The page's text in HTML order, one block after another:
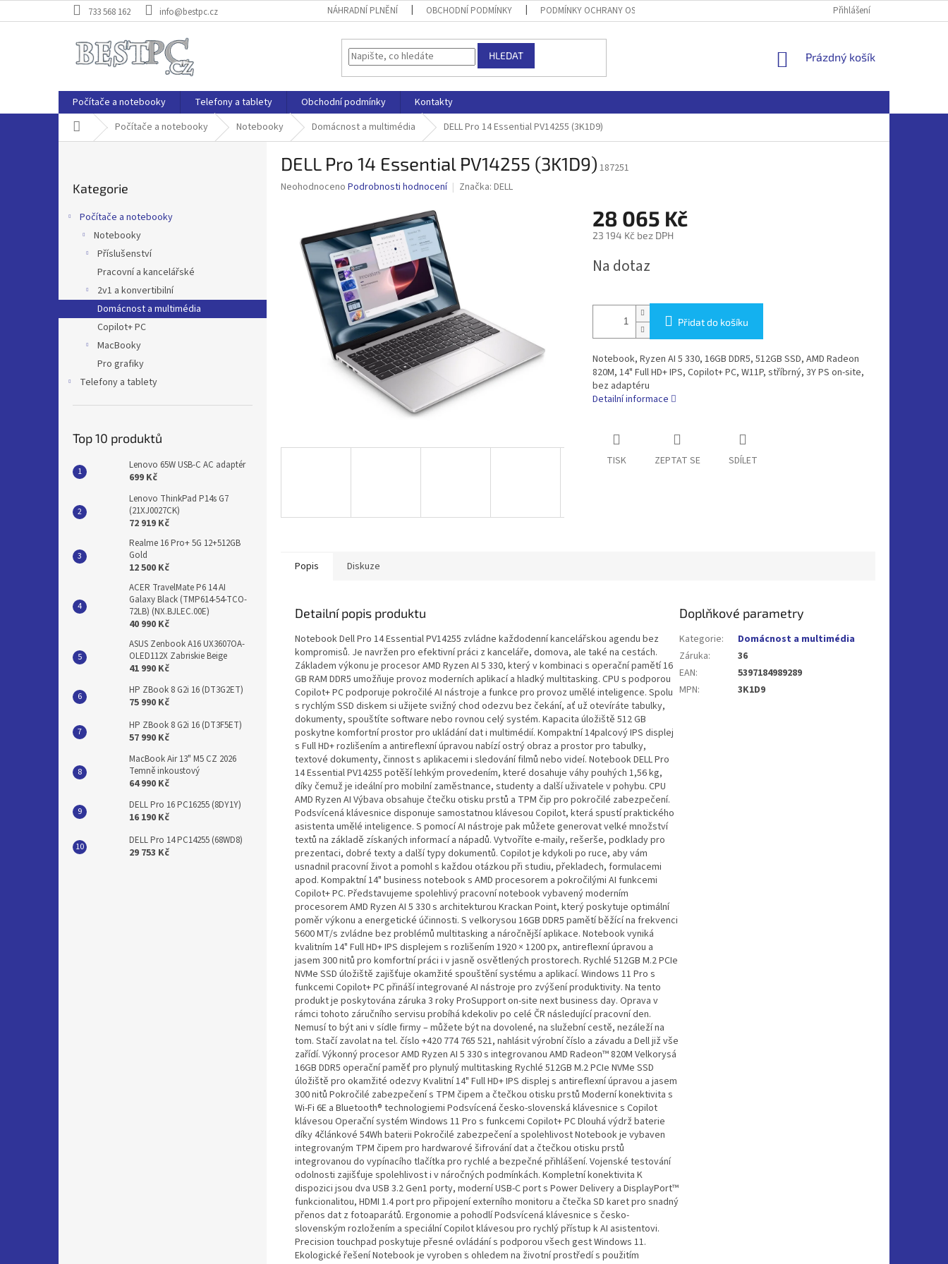
na
733 568 162 info@bestpc.cz NÁHRADNÍ PLNĚNÍ OBCHODNÍ PODMÍNKY PODMÍNKY OCHRANY OSOBNÍCH ÚDAJŮ Přihlášení
HLEDAT
NÁKUPNÍ
Prázdný košík
Počítače a notebooky Telefony a tablety Obchodní podmínky
Kontakty
Domů Počítače a notebooky Notebooky Domácnost a multimédia DELL Pro 14 Essential PV14255 (3K1D9)
a
n
kategorie
Kategorie
Počítače a notebooky
Notebooky
Příslušenství
Pracovní a kancelářské
2v1 a konvertibilní
Domácnost a multimédia
Copilot+ PC
MacBooky
Pro grafiky
Telefony a tablety
Top 10 produktů
Lenovo 65W USB-C AC adaptér
699 Kč
Lenovo ThinkPad P14s G7
(21XJ0027CK)
72 919 Kč
Realme 16 Pro+ 5G 12+512GB
Gold
12 500 Kč
ACER TravelMate P6 14 AI
Galaxy Black (TMP614-54-TCO-
72LB) (NX.BJLEC.00E)
40 990 Kč
ASUS Zenbook A16 UX3607OA-
OLED112X Zabriskie Beige
41 990 Kč
HP ZBook 8 G2i 16 (DT3G2ET)
75 990 Kč
HP ZBook 8 G2i 16 (DT3F5ET)
57 990 Kč
MacBook Air 13" M5 CZ 2026
Temně inkoustový
64 990 Kč
DELL Pro 16 PC16255 (8DY1Y)
16 190 Kč
DELL Pro 14 PC14255 (68WD8)
29 753 Kč
DELL Pro 14 Essential PV14255 (3K1D9) 187251
Průměrné
hvězdiček.
Neohodnoceno Podrobnosti hodnocení Značka: DELL
28 065 Kč
23 194 Kč bez DPH
cena:
Na dotaz
Přidat do košíku
Notebook, Ryzen AI 5 330, 16GB DDR5, 512GB SSD, AMD Radeon
820M, 14" Full HD+ IPS, Copilot+ PC, W11P, stříbrný, 3Y PS on-site,
bez adaptéru
Detailní informace
TISK ZEPTAT SE SDÍLET
Popis Diskuze
Detailní popis produktu
Notebook Dell Pro 14 Essential PV14255 zvládne každodenní kancelářskou agendu bez
kompromisů. Je navržen pro efektivní práci z kanceláře, domova, ale také na cestách.
Základem výkonu je procesor AMD Ryzen AI 5 330, který v kombinaci s operační pamětí 16
GB RAM DDR5 umožňuje provoz moderních aplikací a hladký multitasking. CPU s podporou
Copilot+ PC podporuje pokročilé AI nástroje a funkce pro provoz umělé inteligence. Spolu
s rychlým SSD diskem si užijete svižný chod odezvu bez čekání, ať už otevíráte tabulky,
dokumenty, spouštíte software nebo rovnou celý systém. Kapacita úložiště 512 GB
poskytne komfortní prostor pro ukládání dat i multimédií. Kompaktní 14palcový IPS displej
s Full HD+ rozlišením a antireflexní úpravou nabízí ostrý obraz a prostor pro tabulky,
textové dokumenty, činnost s aplikacemi i sledování filmů nebo videí. Notebook DELL Pro
14 Essential PV14255 potěší lehkým provedením, které dosahuje váhy pouhých 1,56 kg,
díky čemuž je ideální pro mobilní zaměstnance, studenty a další uživatele v pohybu. CPU
AMD Ryzen AI Výbava obsahuje čtečku otisku prstů a TPM čip pro pokročilé zabezpečení.
Podsvícená klávesnice disponuje samostatnou klávesou Copilot, která spustí praktického
asistenta umělé inteligence. S pomocí AI nástroje pak můžete generovat velké množství
textů na základě získaných informací a nápadů. Vytvoříte e-maily, rešerše, podklady pro
prezentaci, dobré texty a další typy dokumentů. Copilot je kdykoli po ruce, aby vám
usnadnil pracovní život a pomohl s každou otázkou při studiu, překladech, formulacemi
apod. Kompaktní 14" business notebook s AMD procesorem a pokročilými AI funkcemi
Copilot+ PC. Představujeme spolehlivý pracovní notebook vybavený moderním
procesorem AMD Ryzen AI 5 330 s architekturou Krackan Point, který poskytuje optimální
poměr výkonu a energetické účinnosti. S velkorysou 16GB DDR5 pamětí běžící na frekvenci
5600 MT/s zvládne bez problémů multitasking a náročnější aplikace. Notebook vyniká
kvalitním 14" Full HD+ IPS displejem s rozlišením 1920 × 1200 px, antireflexní úpravou a
jasem 300 nitů pro komfortní práci i v jasně osvětlených prostorech. Rychlé 512GB M.2 PCIe
NVMe SSD úložiště zajišťuje okamžité spouštění systému a aplikací. Windows 11 Pro s
funkcemi Copilot+ PC přináší integrované AI nástroje pro zvýšení produktivity. Na tento
produkt je poskytována záruka 3 roky ProSupport on-site next business day. Oprava v
rámci tohoto záručního servisu probíhá kdekoliv po celé ČR následující pracovní den.
Nemusí to být ani v sídle firmy – můžete být na dovolené, na služební cestě, nezáleží na
tom. Stačí zavolat na tel. číslo +420 774 765 521, nahlásit výrobní číslo a závadu a Dell již vše
zařídí. Výkonný procesor AMD Ryzen AI 5 330 s integrovanou AMD Radeon™ 820M Velkorysá
16GB DDR5 operační paměť pro plynulý multitasking Rychlé 512GB M.2 PCIe NVMe SSD
úložiště pro okamžité odezvy Kvalitní 14" Full HD+ IPS displej s antireflexní úpravou a jasem
300 nitů Pokročilé zabezpečení s TPM čipem a čtečkou otisku prstů Moderní konektivita s
Wi-Fi 6E a Bluetooth® technologiemi Podsvícená česko-slovenská klávesnice s Copilot
klávesou Operační systém Windows 11 Pro s funkcemi Copilot+ PC Dlouhá výdrž baterie
díky 4článkové 54Wh baterii Pokročilé zabezpečení a spolehlivost Notebook je vybaven
integrovaným TPM čipem pro hardwarové šifrování dat a čtečkou otisku prstů
integrovanou do vypínacího tlačítka pro rychlé a bezpečné přihlášení. Vojenské testování
odolnosti zajišťuje spolehlivost i v náročných podmínkách. Kompletní konektivita K
dispozici jsou dva USB 3.2 Gen1 porty, moderní USB-C port s Power Delivery a DisplayPort™
funkcionalitou, HDMI 1.4 port pro připojení externího monitoru a čtečka SD karet pro snadný
přenos dat z fotoaparátů. Ergonomie a pohodlí Podsvícená klávesnice s česko-
slovenským rozložením a speciální Copilot klávesou pro rychlý přístup k AI asistentovi.
Precision touchpad poskytuje přesné ovládání s podporou všech gest Windows 11.
Ekologické řešení Notebook je vyroben s ohledem na životní prostředí s použitím
Doplňkové parametry
Kategorie:
Domácnost a multimédia
Záruka:
36
EAN:
5397184989289
MPN: 3K1D9